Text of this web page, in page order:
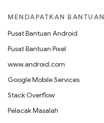
MENDAPATKAN BANTUAN
Pusat Bantuan Android
Pusat Bantuan Pixel
www.android.com
Google Mobile Services
Stack Overflow
Pelacak Masalah